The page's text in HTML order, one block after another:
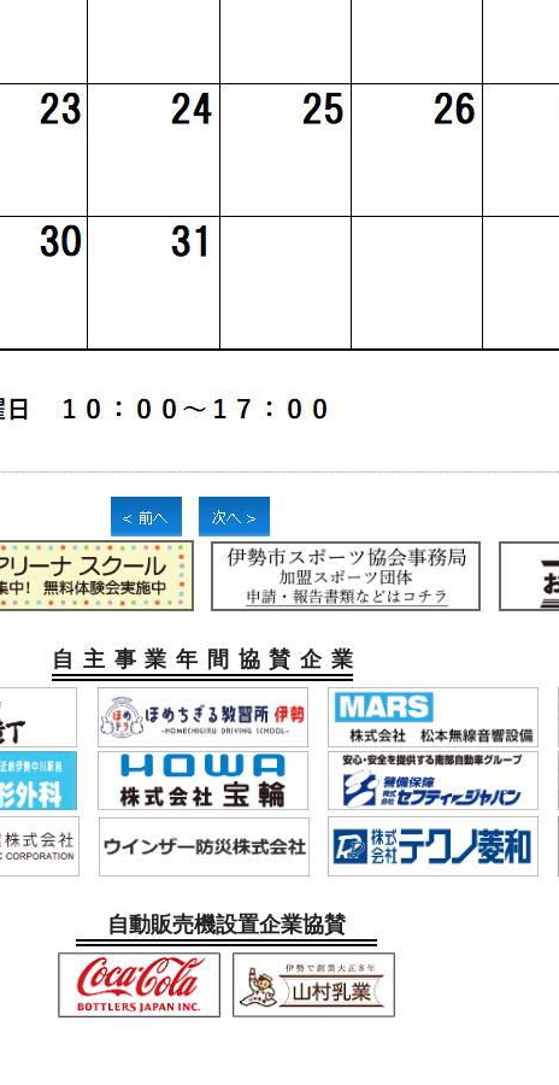
自主事業年間協賛企業
自動販売機設置企業協賛